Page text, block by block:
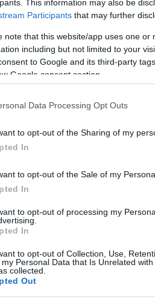
This information may also be
Participants that may further
note that this website/app uses one
including but not limited to your
to Google and its third-party
Google consent section.
Data Processing Opt Outs
to opt-out of the Sharing of my
In
to opt-out of the Sale of my
In
to opt-out of processing my
In
to opt-out of Collection, Use,
my Personal Data that Is Unrelated
collected.
Out
krémszínű, kapucnis
választott. A szett ékköve
volt, ami igazán egyedivé